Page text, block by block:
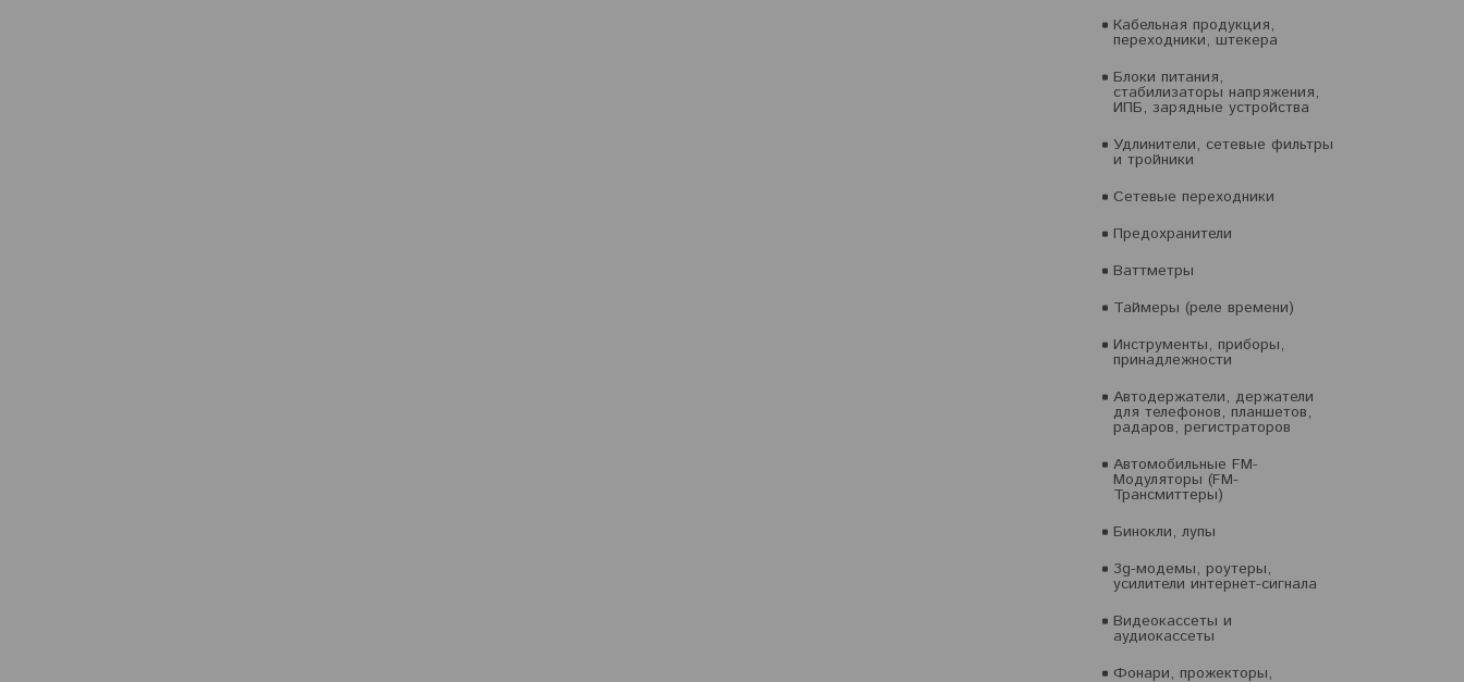
Кабельная продукция,
переходники, штекера
Блоки питания,
стабилизаторы напряжения,
ИПБ, зарядные устройства
Удлинители, сетевые фильтры
и тройники
Сетевые переходники
Предохранители
Ваттметры
Таймеры (реле времени)
Инструменты, приборы,
принадлежности
Автодержатели, держатели
для телефонов, планшетов,
радаров, регистраторов
Автомобильные FM-
Модуляторы (FM-
Трансмиттеры)
Бинокли, лупы
3g-модемы, роутеры,
усилители интернет-сигнала
Видеокассеты и
аудиокассеты
Фонари, прожекторы,